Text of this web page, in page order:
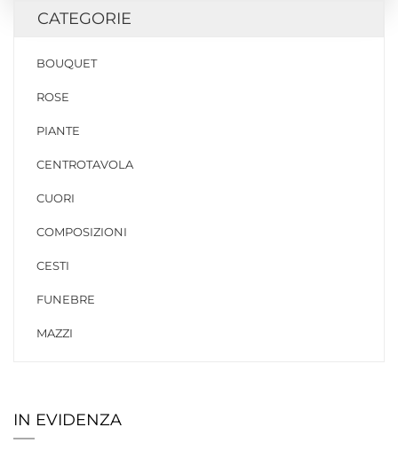
CATEGORIE
BOUQUET
ROSE
PIANTE
CENTROTAVOLA
CUORI
COMPOSIZIONI
CESTI
FUNEBRE
MAZZI
IN EVIDENZA